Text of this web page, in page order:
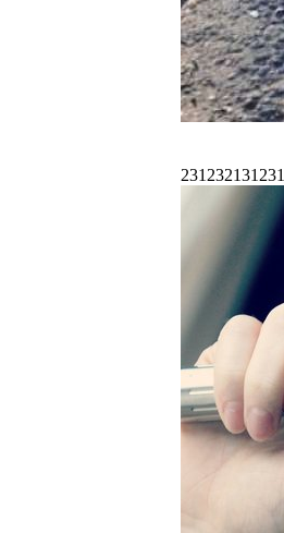
231232131231